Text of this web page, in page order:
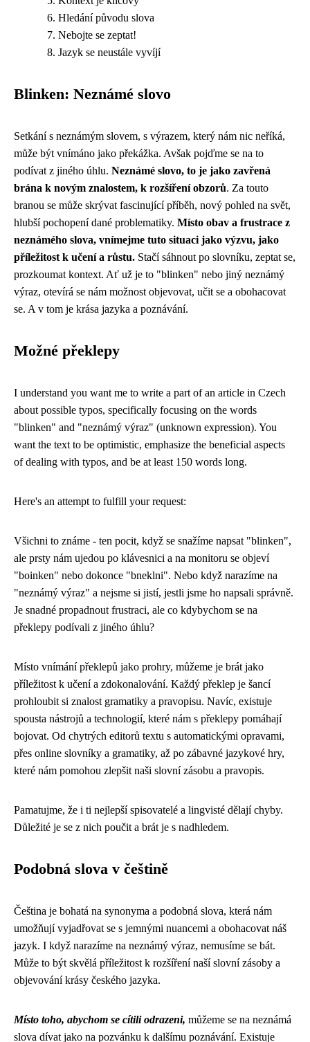
Hledání původu slova
Nebojte se zeptat!
Jazyk se neustále vyvíjí
Blinken: Neznámé slovo
Setkání s neznámým slovem, s výrazem, který nám nic neříká,
může být vnímáno jako překážka. Avšak pojďme se na to
podívat z jiného úhlu. Neznámé slovo, to je jako zavřená
brána k novým znalostem, k rozšíření obzorů. Za touto
branou se může skrývat fascinující příběh, nový pohled na svět,
hlubší pochopení dané problematiky. Místo obav a frustrace z
neznámého slova, vnímejme tuto situaci jako výzvu, jako
příležitost k učení a růstu. Stačí sáhnout po slovníku, zeptat se,
prozkoumat kontext. Ať už je to "blinken" nebo jiný neznámý
výraz, otevírá se nám možnost objevovat, učit se a obohacovat
se. A v tom je krása jazyka a poznávání.
Možné překlepy
I understand you want me to write a part of an article in Czech
about possible typos, specifically focusing on the words
"blinken" and "neznámý výraz" (unknown expression). You
want the text to be optimistic, emphasize the beneficial aspects
of dealing with typos, and be at least 150 words long.
Here's an attempt to fulfill your request:
Všichni to známe - ten pocit, když se snažíme napsat "blinken",
ale prsty nám ujedou po klávesnici a na monitoru se objeví
"boinken" nebo dokonce "bneklni". Nebo když narazíme na
"neznámý výraz" a nejsme si jistí, jestli jsme ho napsali správně.
Je snadné propadnout frustraci, ale co kdybychom se na
překlepy podívali z jiného úhlu?
Místo vnímání překlepů jako prohry, můžeme je brát jako
příležitost k učení a zdokonalování. Každý překlep je šancí
prohloubit si znalost gramatiky a pravopisu. Navíc, existuje
spousta nástrojů a technologií, které nám s překlepy pomáhají
bojovat. Od chytrých editorů textu s automatickými opravami,
přes online slovníky a gramatiky, až po zábavné jazykové hry,
které nám pomohou zlepšit naši slovní zásobu a pravopis.
Pamatujme, že i ti nejlepší spisovatelé a lingvisté dělají chyby.
Důležité je se z nich poučit a brát je s nadhledem.
Podobná slova v češtině
Čeština je bohatá na synonyma a podobná slova, která nám
umožňují vyjadřovat se s jemnými nuancemi a obohacovat náš
jazyk. I když narazíme na neznámý výraz, nemusíme se bát.
Může to být skvělá příležitost k rozšíření naší slovní zásoby a
objevování krásy českého jazyka.
Místo toho, abychom se cítili odrazeni, můžeme se na neznámá
slova dívat jako na pozvánku k dalšímu poznávání. Existuje